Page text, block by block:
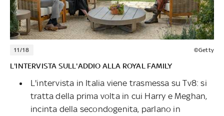
11/18 ©Getty
L'INTERVISTA SULL'ADDIO ALLA ROYAL FAMILY
L'intervista in Italia viene trasmessa su Tv8: si
tratta della prima volta in cui Harry e Meghan,
incinta della secondogenita, parlano in